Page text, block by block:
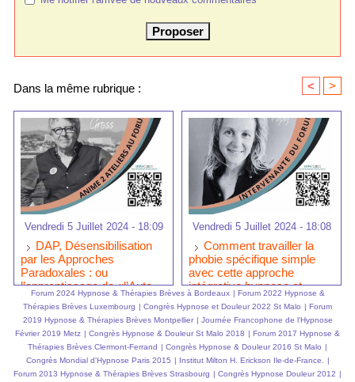
Dans la même rubrique : < >
Vendredi 5 Juillet 2024 - 18:09
DAP, Désensibilisation
par les Approches
Paradoxales : ou
l’apprentissage de «l’Auto
EMDR - IMO ®» par
Laurent GROSS au Forum
de Bordeaux.
Vendredi 5 Juillet 2024 - 18:08
Comment travailler la
phobie spécifique simple
avec cette approche
intégrative hypnose et
EMDR-IMO ® ?
Forum 2024 Hypnose & Thérapies Brèves à Bordeaux | Forum 2022 Hypnose &
Thérapies Brèves Luxembourg | Congrès Hypnose et Douleur 2022 St Malo | Forum
2019 Hypnose & Thérapies Brèves Montpellier | Journée Francophone de l'Hypnose
Février 2019 Metz | Congrès Hypnose & Douleur St Malo 2018 | Forum 2017 Hypnose &
Thérapies Brèves Clermont-Ferrand | Congrès Hypnose & Douleur 2016 St Malo |
Congrès Mondial d'Hypnose Paris 2015 | Institut Milton H. Erickson Ile-de-France. |
Forum 2013 Hypnose & Thérapies Brèves Strasbourg | Congrès Hypnose Douleur 2012 |